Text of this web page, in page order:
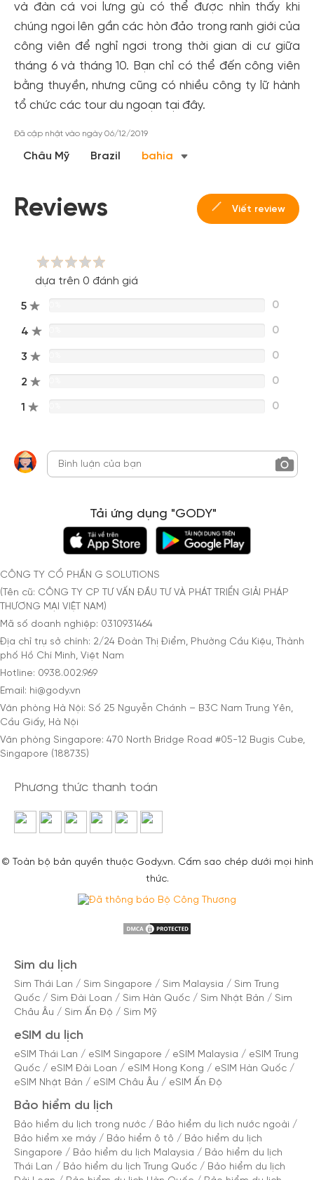
và đàn cá voi lưng gù có thể được nhìn thấy khi
chúng ngoi lên gần các hòn đảo trong ranh giới của
công viên để nghỉ ngơi trong thời gian di cư giữa
tháng 6 và tháng 10. Bạn chỉ có thể đến công viên
bằng thuyền, nhưng cũng có nhiều công ty lữ hành
tổ chức các tour du ngoạn tại đây.
Đã cập nhật vào ngày 06/12/2019
Châu Mỹ Brazil bahia
Reviews Viết review
dựa trên 0 đánh giá
5 0
4 0
3 0
2 0
1 0
Tải ứng dụng "GODY"
CÔNG TY CỔ PHẦN G SOLUTIONS
(Tên cũ: CÔNG TY CP TƯ VẤN ĐẦU TƯ VÀ PHÁT TRIỂN GIẢI PHÁP
THƯƠNG MẠI VIỆT NAM)
Mã số doanh nghiệp: 0310931464
Địa chỉ trụ sở chính: 2/24 Đoàn Thị Điểm, Phường Cầu Kiệu, Thành
phố Hồ Chí Minh, Việt Nam
Hotline: 0938.002.969
Email: hi@gody.vn
Văn phòng Hà Nội: Số 25 Nguyễn Chánh – B3C Nam Trung Yên,
Cầu Giấy, Hà Nội
Văn phòng Singapore: 470 North Bridge Road #05-12 Bugis Cube,
Singapore (188735)
Phương thức thanh toán
© Toàn bộ bản quyền thuộc Gody.vn. Cấm sao chép dưới mọi hình
thức.
Sim du lịch
Sim Thái Lan / Sim Singapore / Sim Malaysia / Sim Trung
Quốc / Sim Đài Loan / Sim Hàn Quốc / Sim Nhật Bản / Sim
Châu Âu / Sim Ấn Độ / Sim Mỹ
eSIM du lịch
eSIM Thái Lan / eSIM Singapore / eSIM Malaysia / eSIM Trung
Quốc / eSIM Đài Loan / eSIM Hong Kong / eSIM Hàn Quốc /
eSIM Nhật Bản / eSIM Châu Âu / eSIM Ấn Độ
Bảo hiểm du lịch
Bảo hiểm du lịch trong nước / Bảo hiểm du lịch nước ngoài /
Bảo hiểm xe máy / Bảo hiểm ô tô / Bảo hiểm du lịch
Singapore / Bảo hiểm du lịch Malaysia / Bảo hiểm du lịch
Thái Lan / Bảo hiểm du lịch Trung Quốc / Bảo hiểm du lịch
Tạo tài khoản nhanh - nhận nhiều ưu
đãi!
Tạo tài khoản để có thểnhận ngay các ưu đãi
cho cộng đồng.
Hoặc đăng nhập bằng
Đăng nhập Google